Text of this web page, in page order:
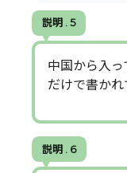
説明 . 5
中国から入
だけで書かれ
説明 . 6